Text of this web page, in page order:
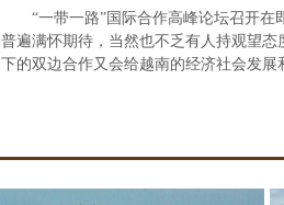
“一带一路”国际合作高峰论坛召开在
普遍满怀期待，当然也不乏有人持观望态
下的双边合作又会给越南的经济社会发